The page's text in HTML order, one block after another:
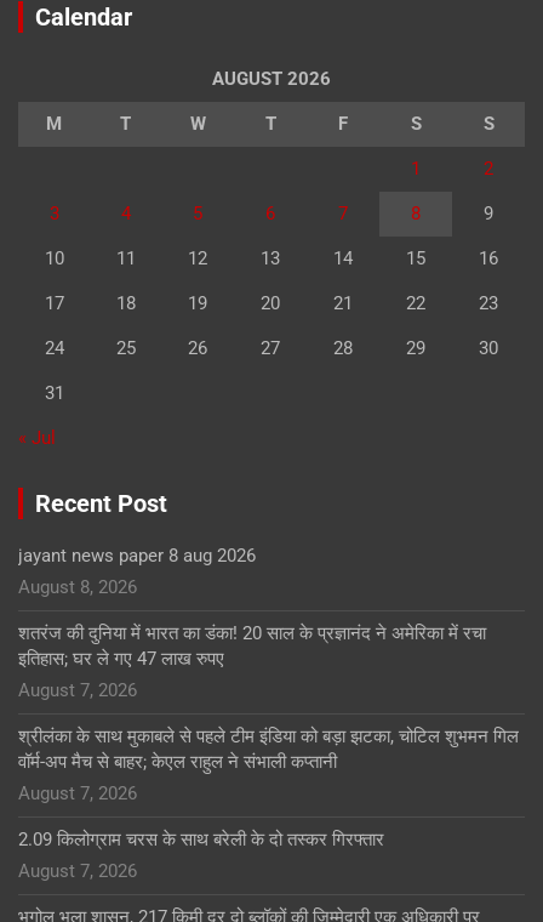
Calendar
AUGUST 2026
M T W T F S S
1 2
3 4 5 6 7 8 9
10 11 12 13 14 15 16
17 18 19 20 21 22 23
24 25 26 27 28 29 30
31
« Jul
Recent Post
jayant news paper 8 aug 2026
August 8, 2026
शतरंज की दुनिया में भारत का डंका! 20 साल के प्रज्ञानंद ने अमेरिका में रचा
इतिहास; घर ले गए 47 लाख रुपए
August 7, 2026
श्रीलंका के साथ मुकाबले से पहले टीम इंडिया को बड़ा झटका, चोटिल शुभमन गिल
वॉर्म-अप मैच से बाहर; केएल राहुल ने संभाली कप्तानी
August 7, 2026
2.09 किलोग्राम चरस के साथ बरेली के दो तस्कर गिरफ्तार
August 7, 2026
भूगोल भूला शासन, 217 किमी दूर दो ब्लॉकों की जिम्मेदारी एक अधिकारी पर